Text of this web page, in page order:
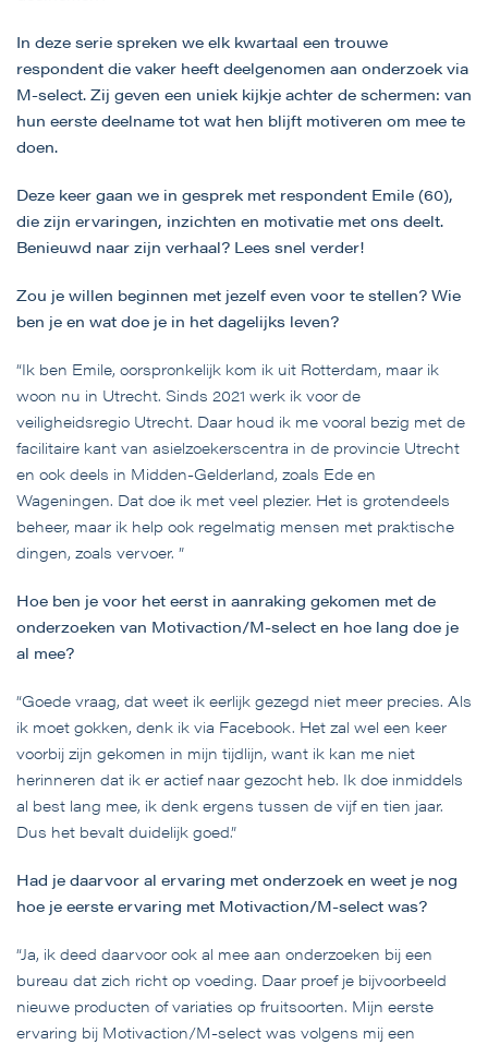
In deze serie spreken we elk kwartaal een trouwe
respondent die vaker heeft deelgenomen aan onderzoek via
M-select. Zij geven een uniek kijkje achter de schermen: van
hun eerste deelname tot wat hen blijft motiveren om mee te
doen.
Deze keer gaan we in gesprek met respondent Emile (60),
die zijn ervaringen, inzichten en motivatie met ons deelt.
Benieuwd naar zijn verhaal? Lees snel verder!
Zou je willen beginnen met jezelf even voor te stellen? Wie
ben je en wat doe je in het dagelijks leven?
“Ik ben Emile, oorspronkelijk kom ik uit Rotterdam, maar ik
woon nu in Utrecht. Sinds 2021 werk ik voor de
veiligheidsregio Utrecht. Daar houd ik me vooral bezig met de
facilitaire kant van asielzoekerscentra in de provincie Utrecht
en ook deels in Midden-Gelderland, zoals Ede en
Wageningen. Dat doe ik met veel plezier. Het is grotendeels
beheer, maar ik help ook regelmatig mensen met praktische
dingen, zoals vervoer. ”
Hoe ben je voor het eerst in aanraking gekomen met de
onderzoeken van Motivaction/M-select en hoe lang doe je
al mee?
“Goede vraag, dat weet ik eerlijk gezegd niet meer precies. Als
ik moet gokken, denk ik via Facebook. Het zal wel een keer
voorbij zijn gekomen in mijn tijdlijn, want ik kan me niet
herinneren dat ik er actief naar gezocht heb. Ik doe inmiddels
al best lang mee, ik denk ergens tussen de vijf en tien jaar.
Dus het bevalt duidelijk goed.”
Had je daarvoor al ervaring met onderzoek en weet je nog
hoe je eerste ervaring met Motivaction/M-select was?
“Ja, ik deed daarvoor ook al mee aan onderzoeken bij een
bureau dat zich richt op voeding. Daar proef je bijvoorbeeld
nieuwe producten of variaties op fruitsoorten. Mijn eerste
ervaring bij Motivaction/M-select was volgens mij een